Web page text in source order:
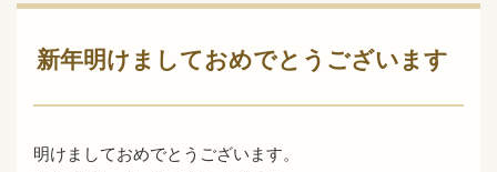
新年明けましておめでとうございます
明けましておめでとうございます。